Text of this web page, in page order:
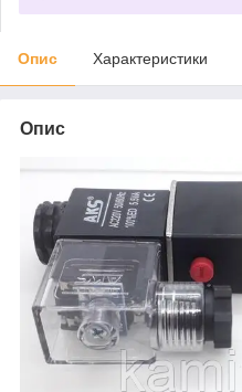
Опис Характеристики
Опис